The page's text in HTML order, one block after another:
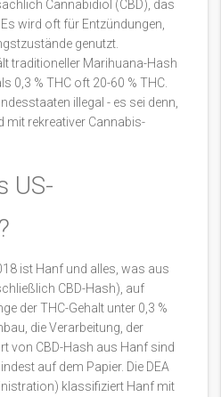
Cannabidiol (CBD), das
wird oft für Entzündungen,
genutzt.
traditioneller Marihuana-Hash
0,3 % THC oft 20-60 % THC.
illegal - es sei denn,
mit rekreativer Cannabis-
US-
ist Hanf und alles, was aus
CBD-Hash), auf
der THC-Gehalt unter 0,3 %
die Verarbeitung, der
von CBD-Hash aus Hanf sind
auf dem Papier. Die DEA
klassifiziert Hanf mit